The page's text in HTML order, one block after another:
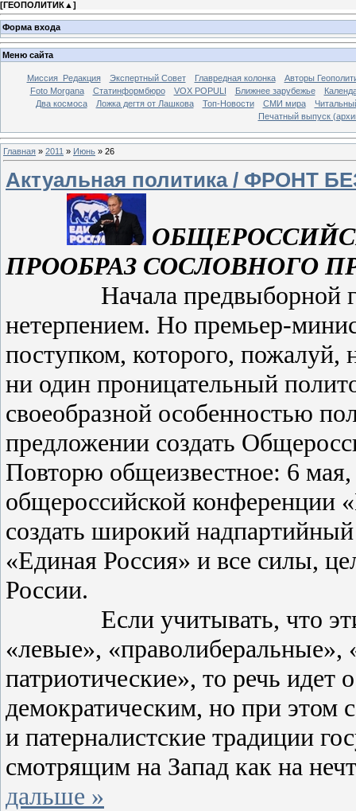
[ГЕОПОЛИТИК▲ ]
Форма входа
Меню сайта
Миссия_Редакция Экспертный Совет Главредная колонка
Авторы
Foto Morgana
Статинформбюро VOX POPULI Ближнее зарубежье
Два космоса
Ложка дегтя от Лашкова Топ-Новости СМИ мира
Печатный выпуск
Главная » 2011 » Июнь » 26
Актуальная политика / ФРОНТ
ПРООБРАЗ СОСЛОВНОГО
Начала предвыборной
нетерпением. Но премьер-
поступком, которого, пожалуй,
ни один проницательный
своеобразной особенностью
предложении создать
Повторю общеизвестное: 6
общероссийской конференции
создать широкий
«Единая Россия» и все силы,
России.
Если учитывать, что эти
«левые», «праволиберальные»,
патриотические», то речь идет
демократическим, но при этом
и патерналистские традиции
смотрящим на Запад как на
дальше »